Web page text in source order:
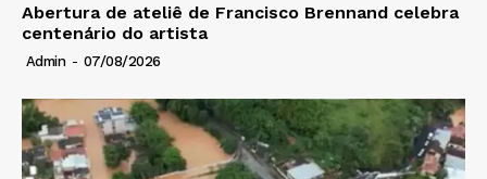
Abertura de ateliê de Francisco Brennand celebra
centenário do artista
Admin - 07/08/2026